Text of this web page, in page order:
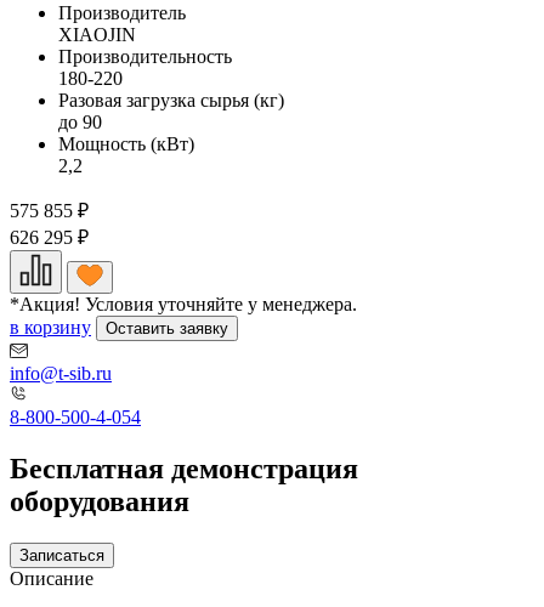
Производитель
XIAOJIN
Производительность
180-220
Разовая загрузка сырья (кг)
до 90
Мощность (кВт)
2,2
575 855 ₽
626 295 ₽
*Акция! Условия уточняйте у менеджера.
в корзину
Оставить заявку
info@t-sib.ru
8-800-500-4-054
Бесплатная демонстрация
оборудования
Записаться
Описание